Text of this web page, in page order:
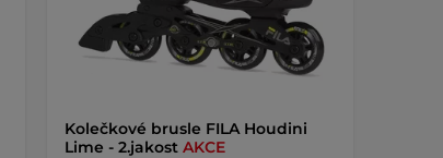
Kolečkové brusle FILA Houdini
Lime - 2.jakost AKCE